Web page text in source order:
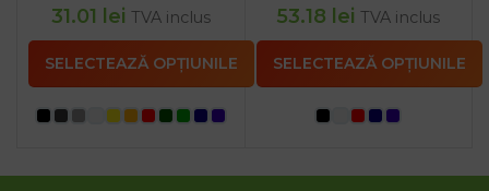
31.01 lei TVA inclus
SELECTEAZĂ OPȚIUNILE
53.18 lei TVA inclus
SELECTEAZĂ OPȚIUNILE